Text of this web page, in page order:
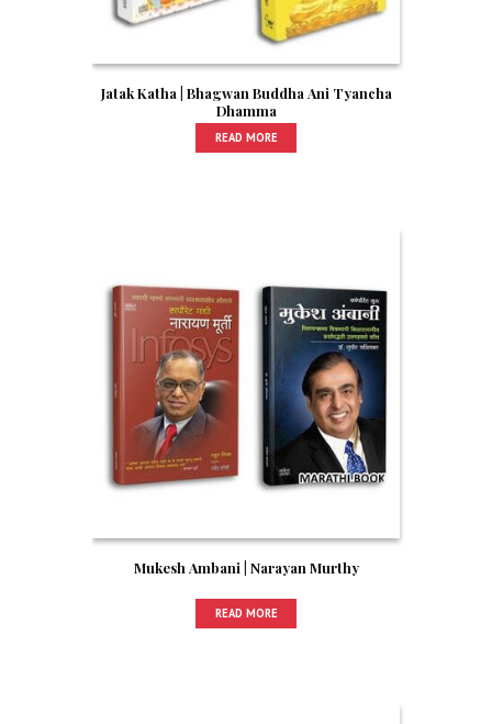
Jatak Katha | Bhagwan Buddha Ani Tyancha
Dhamma
READ MORE
Mukesh Ambani | Narayan Murthy
READ MORE